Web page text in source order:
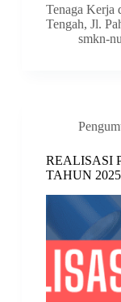
Tenaga Kerja
Tengah, Jl.
smkn-
REALISASI
TAHUN 2025